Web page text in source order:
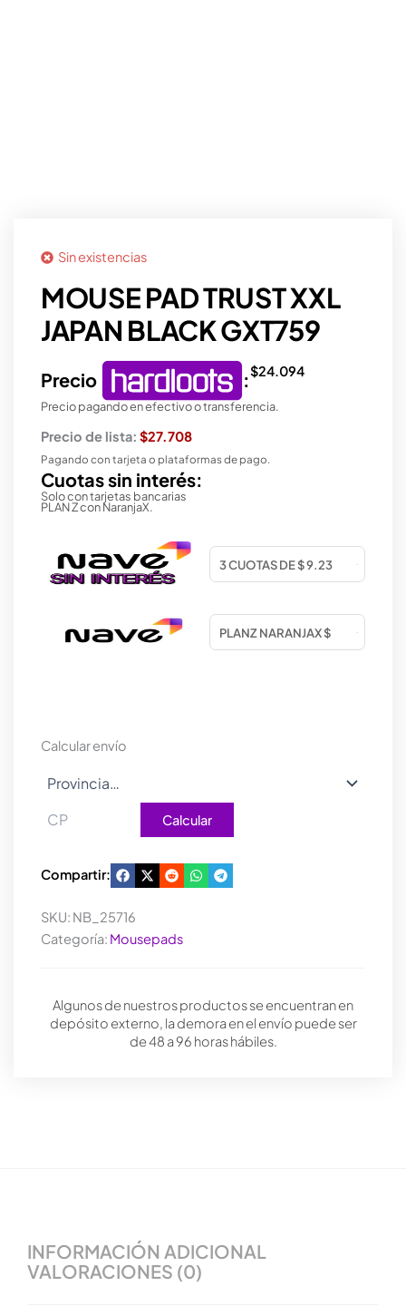
Sin existencias
MOUSE PAD TRUST XXL
JAPAN BLACK GXT759
Precio :$24.094
Precio pagando en efectivo o transferencia.
Precio de lista: $27.708
Pagando con tarjeta o plataformas de pago.
Cuotas sin interés:
Solo con tarjetas bancarias
PLAN Z con NaranjaX.
Calcular envío
Calcular
Compartir:
SKU: NB_25716
Categoría: Mousepads
Algunos de nuestros productos se encuentran en
depósito externo, la demora en el envío puede ser
de 48 a 96 horas hábiles.
INFORMACIÓN ADICIONAL
VALORACIONES (0)